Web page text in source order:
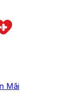
Mãi